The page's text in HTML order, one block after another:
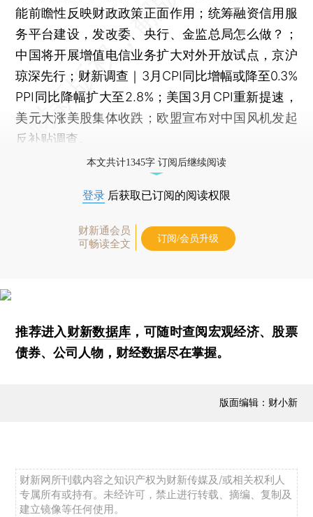
能前瞻性反映财政政策正面作用；统筹融资信用服
务平台建设，发改委、央行、金监总局怎么做？；
中国将开展增值电信业务扩大对外开放试点，京沪
琼深先行；财新调查｜3月CPI同比增幅或降至0.3%
PPI同比降幅扩大至2.8%；美国3月CPI重新提速，
美元大涨美股集体收跌；欧盟宣布对中国风机发起
反补贴调查。
本文共计1345字 订阅后继续阅读
登录 后获取已订阅的阅读权限
财新通会员
可畅读全文
订阅/会员升级
推荐进入财新数据库 ，可随时查阅宏观经济、股票
债券、公司人物，财经数据尽在掌握。
版面编辑：财小新
财新网所刊载内容之知识产权为财新传媒及/或相关权利人
专属所有或持有。未经许可，禁止进行转载、摘编、复制及
建立镜像等任何使用。